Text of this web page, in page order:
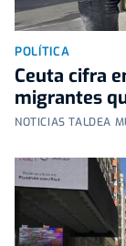
POLÍTICA
Ceuta cifra
migrantes
NOTICIAS TALDEA